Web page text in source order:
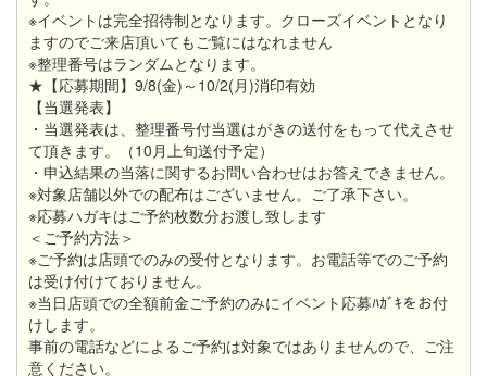
※イベントは完全招待制となります。クローズイベントとなり
ますのでご来店頂いてもご覧にはなれません
※整理番号はランダムとなります。
★【応募期間】9/8(金)～10/2(月)消印有効
【当選発表】
・当選発表は、整理番号付当選はがきの送付をもって代えさせ
て頂きます。（10月上旬送付予定）
・申込結果の当落に関するお問い合わせはお答えできません。
※対象店舗以外での配布はございません。ご了承下さい。
※応募ハガキはご予約枚数分お渡し致します
＜ご予約方法＞
※ご予約は店頭でのみの受付となります。お電話等でのご予約
は受け付けておりません。
※当日店頭での全額前金ご予約のみにイベント応募ﾊｶﾞｷをお付
けします。
事前の電話などによるご予約は対象ではありませんので、ご注
意ください。